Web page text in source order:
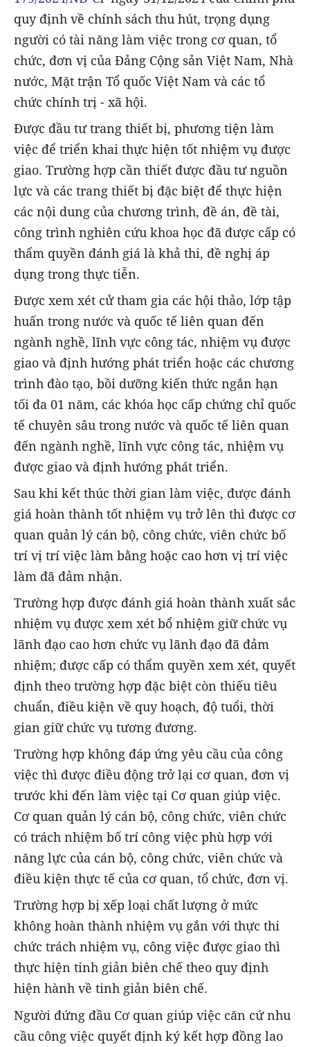
quy định về chính sách thu hút, trọng dụng
người có tài năng làm việc trong cơ quan, tổ
chức, đơn vị của Đảng Cộng sản Việt Nam, Nhà
nước, Mặt trận Tổ quốc Việt Nam và các tổ
chức chính trị - xã hội.
Được đầu tư trang thiết bị, phương tiện làm
việc để triển khai thực hiện tốt nhiệm vụ được
giao. Trường hợp cần thiết được đầu tư nguồn
lực và các trang thiết bị đặc biệt để thực hiện
các nội dung của chương trình, đề án, đề tài,
công trình nghiên cứu khoa học đã được cấp có
thẩm quyền đánh giá là khả thi, đề nghị áp
dụng trong thực tiễn.
Được xem xét cử tham gia các hội thảo, lớp tập
huấn trong nước và quốc tế liên quan đến
ngành nghề, lĩnh vực công tác, nhiệm vụ được
giao và định hướng phát triển hoặc các chương
trình đào tạo, bồi dưỡng kiến thức ngắn hạn
tối đa 01 năm, các khóa học cấp chứng chỉ quốc
tế chuyên sâu trong nước và quốc tế liên quan
đến ngành nghề, lĩnh vực công tác, nhiệm vụ
được giao và định hướng phát triển.
Sau khi kết thúc thời gian làm việc, được đánh
giá hoàn thành tốt nhiệm vụ trở lên thì được cơ
quan quản lý cán bộ, công chức, viên chức bố
trí vị trí việc làm bằng hoặc cao hơn vị trí việc
làm đã đảm nhận.
Trường hợp được đánh giá hoàn thành xuất sắc
nhiệm vụ được xem xét bổ nhiệm giữ chức vụ
lãnh đạo cao hơn chức vụ lãnh đạo đã đảm
nhiệm; được cấp có thẩm quyền xem xét, quyết
định theo trường hợp đặc biệt còn thiếu tiêu
chuẩn, điều kiện về quy hoạch, độ tuổi, thời
gian giữ chức vụ tương đương.
Trường hợp không đáp ứng yêu cầu của công
việc thì được điều động trở lại cơ quan, đơn vị
trước khi đến làm việc tại Cơ quan giúp việc.
Cơ quan quản lý cán bộ, công chức, viên chức
có trách nhiệm bố trí công việc phù hợp với
năng lực của cán bộ, công chức, viên chức và
điều kiện thực tế của cơ quan, tổ chức, đơn vị.
Trường hợp bị xếp loại chất lượng ở mức
không hoàn thành nhiệm vụ gắn với thực thi
chức trách nhiệm vụ, công việc được giao thì
thực hiện tinh giản biên chế theo quy định
hiện hành về tinh giản biên chế.
Người đứng đầu Cơ quan giúp việc căn cứ nhu
cầu công việc quyết định ký kết hợp đồng lao